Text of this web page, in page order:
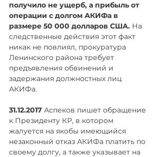
получило не ущерб, а прибыль от
операции с долгом АКИФа в
размере 50 000 долларов США. На
следственные действия этот факт
никак не повлиял, прокуратура
Ленинского района требует
предъявления обвинений и
задержания должностных лиц
АКИФа.
31.12.2017 Аспеков пишет обращение
к Президенту КР, в котором
жалуется на якобы имеющийся
незаконный отказ АКИФа платить по
своему долгу, а также указывает на